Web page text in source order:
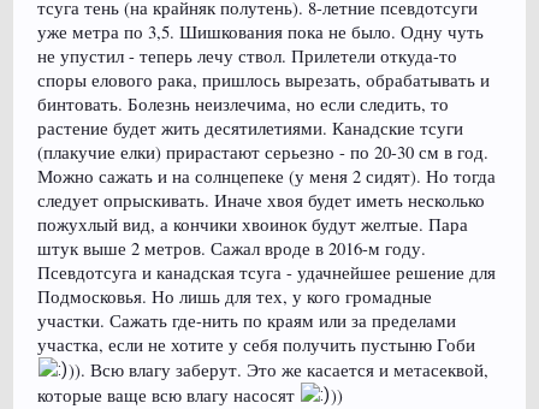
тсуга тень (на крайняк полутень). 8-летние псевдотсуги
уже метра по 3,5. Шишкования пока не было. Одну чуть
не упустил - теперь лечу ствол. Прилетели откуда-то
споры елового рака, пришлось вырезать, обрабатывать и
бинтовать. Болезнь неизлечима, но если следить, то
растение будет жить десятилетиями. Канадские тсуги
(плакучие елки) прирастают серьезно - по 20-30 см в год.
Можно сажать и на солнцепеке (у меня 2 сидят). Но тогда
следует опрыскивать. Иначе хвоя будет иметь несколько
пожухлый вид, а кончики хвоинок будут желтые. Пара
штук выше 2 метров. Сажал вроде в 2016-м году.
Псевдотсуга и канадская тсуга - удачнейшее решение для
Подмосковья. Но лишь для тех, у кого громадные
участки. Сажать где-нить по краям или за пределами
участка, если не хотите у себя получить пустыню Гоби
)). Всю влагу заберут. Это же касается и метасеквой,
которые ваще всю влагу насосят
))